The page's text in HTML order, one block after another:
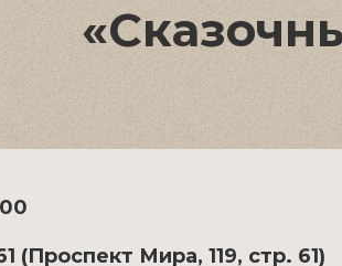
Мира, 119, стр. 61)